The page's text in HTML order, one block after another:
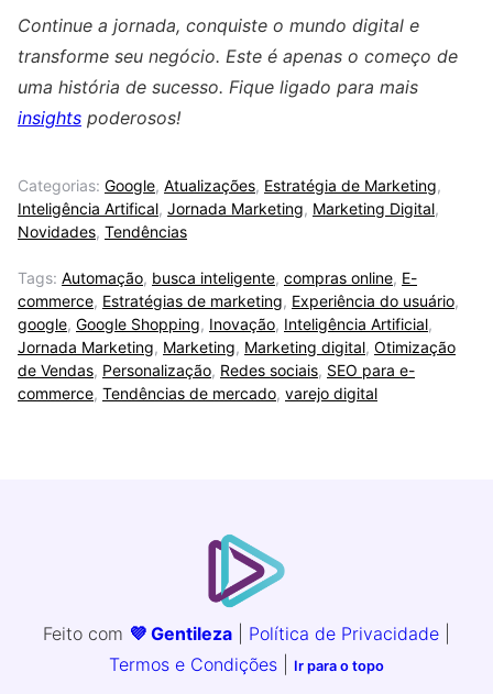
Continue a jornada, conquiste o mundo digital e
transforme seu negócio. Este é apenas o começo de
uma história de sucesso. Fique ligado para mais
insights poderosos!
Categorias: Google, Atualizações, Estratégia de Marketing,
Inteligência Artifical, Jornada Marketing, Marketing Digital,
Novidades, Tendências
Tags: Automação, busca inteligente, compras online, E-
commerce, Estratégias de marketing, Experiência do usuário,
google, Google Shopping, Inovação, Inteligência Artificial,
Jornada Marketing, Marketing, Marketing digital, Otimização
de Vendas, Personalização, Redes sociais, SEO para e-
commerce, Tendências de mercado, varejo digital
Feito com 💜 Gentileza Política de Privacidade
Termos e Condições
Ir para o topo